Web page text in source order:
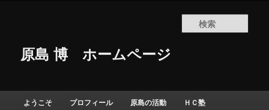
原島 博ホームページ
索
メインメニュー
メインコンテンツへ移動
サブコンテンツへ移動
ようこそ プロフィール 原島の活動 ＨＣ塾